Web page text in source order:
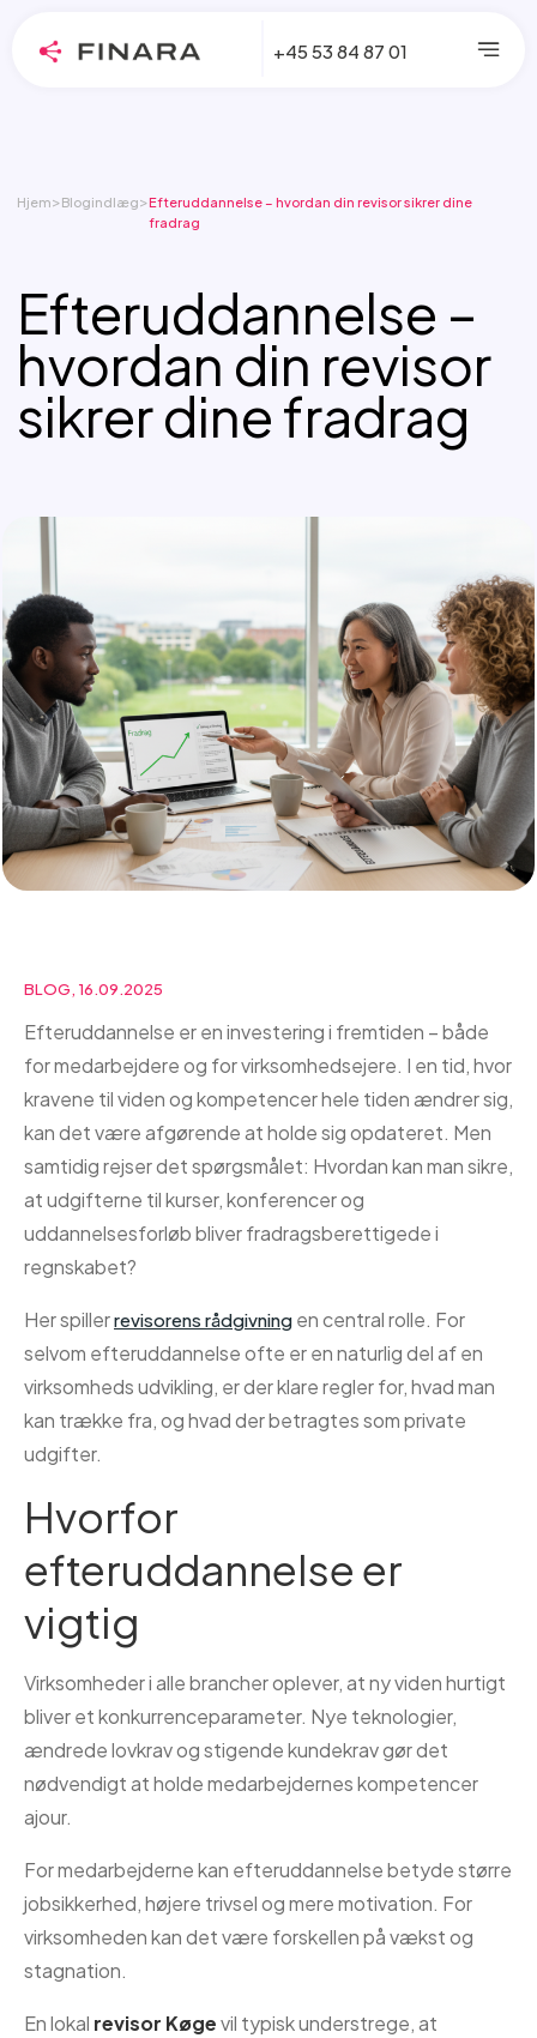
+45 53 84 87 01
Hjem>Blogindlæg>Efteruddannelse – hvordan din revisor sikrer dine
fradrag
Efteruddannelse –
hvordan din revisor
sikrer dine fradrag
BLOG, 16.09.2025
Efteruddannelse er en investering i fremtiden – både
for medarbejdere og for virksomhedsejere. I en tid, hvor
kravene til viden og kompetencer hele tiden ændrer sig,
kan det være afgørende at holde sig opdateret. Men
samtidig rejser det spørgsmålet: Hvordan kan man sikre,
at udgifterne til kurser, konferencer og
uddannelsesforløb bliver fradragsberettigede i
regnskabet?
Her spillerrevisorens rådgivning en central rolle. For
selvom efteruddannelse ofte er en naturlig del af en
virksomheds udvikling, er der klare regler for, hvad man
kan trække fra, og hvad der betragtes som private
udgifter.
Hvorfor
efteruddannelse er
vigtig
Virksomheder i alle brancher oplever, at ny viden hurtigt
bliver et konkurrenceparameter. Nye teknologier,
ændrede lovkrav og stigende kundekrav gør det
nødvendigt at holde medarbejdernes kompetencer
ajour.
For medarbejderne kan efteruddannelse betyde større
jobsikkerhed, højere trivsel og mere motivation. For
virksomheden kan det være forskellen på vækst og
stagnation.
En lokal revisor Køgevil typisk understrege, at